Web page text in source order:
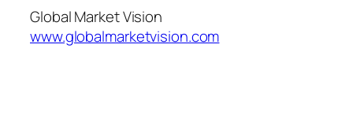
Global Market Vision
www.globalmarketvision.com